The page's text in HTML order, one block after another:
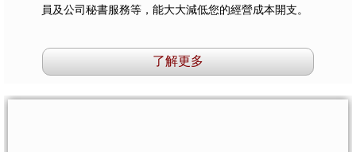
虛擬郵箱
服務式辦公室
辦公室設施
員及公司秘書服務等，能大大減低您的經營成本開支。
了解更多